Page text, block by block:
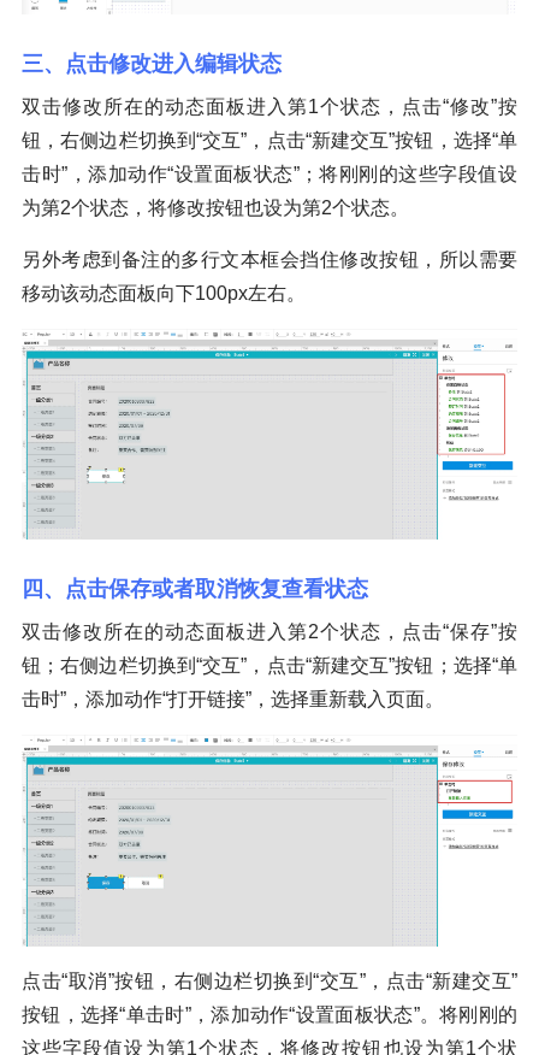
三、点击修改进入编辑状态
双击修改所在的动态面板进入第1个状态，点击“修改”按
钮，右侧边栏切换到“交互”，点击“新建交互”按钮，选择“单
击时”，添加动作“设置面板状态”；将刚刚的这些字段值设
为第2个状态，将修改按钮也设为第2个状态。
另外考虑到备注的多行文本框会挡住修改按钮，所以需要
移动该动态面板向下100px左右。
四、点击保存或者取消恢复查看状态
双击修改所在的动态面板进入第2个状态，点击“保存”按
钮；右侧边栏切换到“交互”，点击“新建交互”按钮；选择“单
击时”，添加动作“打开链接”，选择重新载入页面。
点击“取消”按钮，右侧边栏切换到“交互”，点击“新建交互”
按钮，选择“单击时”，添加动作“设置面板状态”。将刚刚的
这些字段值设为第1个状态，将修改按钮也设为第1个状